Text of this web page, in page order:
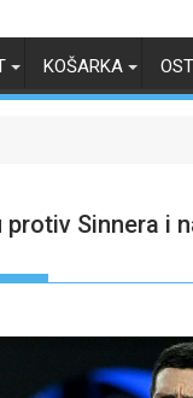
KOŠARKA
Sinnera i